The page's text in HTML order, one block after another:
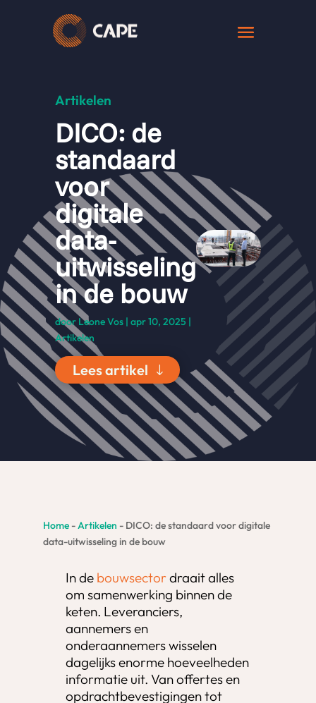
Artikelen
DICO: de
standaard
voor
digitale
data-
uitwisseling
in de bouw
door Leone Vos |apr 10, 2025 |
Artikelen
Lees artikel
Home-Artikelen - DICO: de standaard voor digitale
data-uitwisseling in de bouw
In de bouwsectordraait alles
om samenwerking binnen de
keten. Leveranciers,
aannemers en
onderaannemers wisselen
dagelijks enorme hoeveelheden
informatie uit. Van offertes en
opdrachtbevestigingen tot